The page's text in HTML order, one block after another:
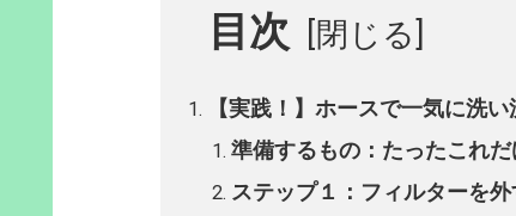
目次
【実践！】ホースで一気に洗
準備するもの：たったこれだ
ステップ１：フィルターを